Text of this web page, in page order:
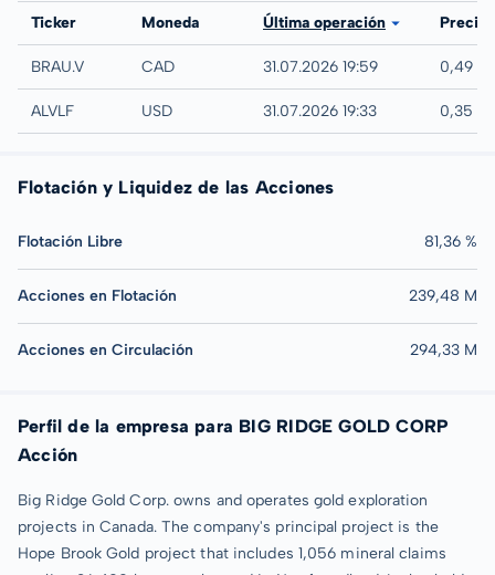
Bolsa
Ticker Moneda Última operación Precio
TSX-V
BRAU.V CAD 31.07.2026 19:59 0,49
UTC
ALVLF USD 31.07.2026 19:33 0,35
Flotación y Liquidez de las Acciones
Flotación Libre 81,36 %
Acciones en Flotación 239,48 M
Acciones en Circulación 294,33 M
Perfil de la empresa para BIG RIDGE GOLD CORP
Acción
Big Ridge Gold Corp. owns and operates gold exploration
projects in Canada. The company's principal project is the
Hope Brook Gold project that includes 1,056 mineral claims